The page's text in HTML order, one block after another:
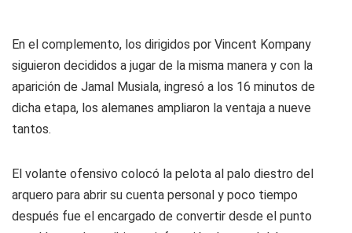
En el complemento, los dirigidos por Vincent Kompany
siguieron decididos a jugar de la misma manera y con la
aparición de Jamal Musiala, ingresó a los 16 minutos de
dicha etapa, los alemanes ampliaron la ventaja a nueve
tantos.
El volante ofensivo colocó la pelota al palo diestro del
arquero para abrir su cuenta personal y poco tiempo
después fue el encargado de convertir desde el punto